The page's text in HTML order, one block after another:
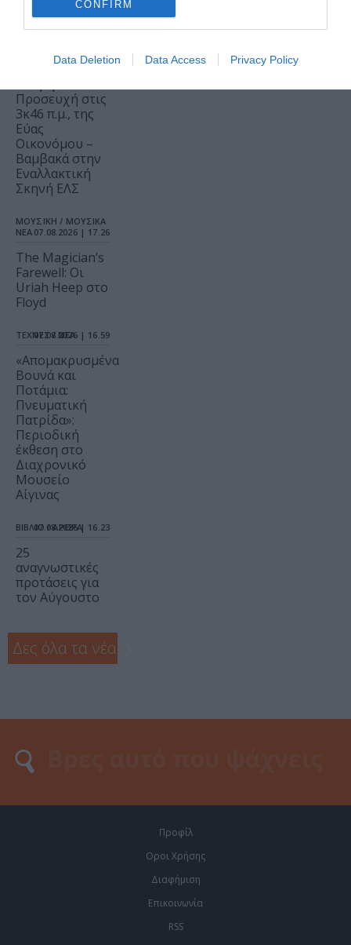
CONFIRM
Data Deletion Data Access Privacy Policy
ΘΕΑΤΡΟ - ΧΟΡΟΣ /
Μεσοτοιχίες ή
Προσευχή στις
3κ46 π.μ., της
Εύας
Οικονόμου –
Βαμβακά στην
Εναλλακτική
Σκηνή ΕΛΣ
ΜΟΥΣΙΚΗ / ΜΟΥΣΙΚΑ
ΝΕΑ 07.08.2026 | 17.26
The Magician’s
Farewell: Οι
Uriah Heep στο
Floyd
ΤΕΧΝΕΣ / ΝΕΑ
07.08.2026 | 16.59
«Απομακρυσμένα
Βουνά και
Ποτάμια:
Πνευματική
Πατρίδα»:
Περιοδική
έκθεση στο
Διαχρονικό
Μουσείο
Αίγινας
ΒΙΒΛΙΟ / ΑΡΘΡΑ
07.08.2026 | 16.23
25
αναγνωστικές
προτάσεις για
τον Αύγουστο
Δες όλα τα νέα
Προφίλ
Οροι Χρήσης
Διαφήμιση
Επικοινωνία
RSS